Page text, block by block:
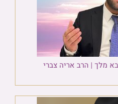
מלך | הרב אריה צברי